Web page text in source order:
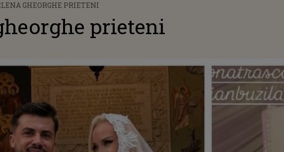
GHEORGHE PRIETENI
prieteni